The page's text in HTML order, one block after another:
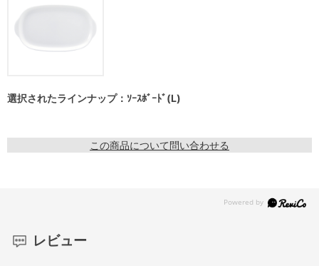
選択されたラインナップ：ｿｰｽﾎﾞｰﾄﾞ(L)
この商品について問い合わせる
レビュー